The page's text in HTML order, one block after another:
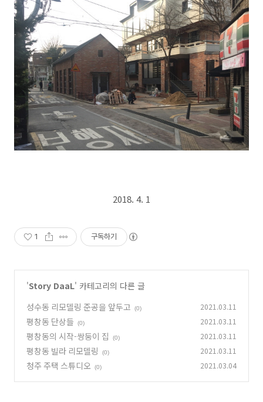
2018. 4. 1
1 구독하기
'Story DaaL' 카테고리의 다른 글
성수동 리모델링 준공을 앞두고
(0) 2021.03.11
평창동 단상들 (0) 2021.03.11
평창동의 시작-쌍둥이 집 (0) 2021.03.11
평창동 빌라 리모델링 (0) 2021.03.11
청주 주택 스튜디오 (0) 2021.03.04